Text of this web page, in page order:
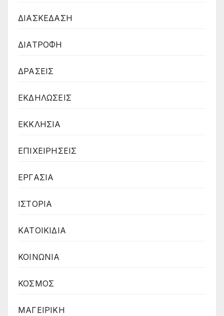
ΔΙΑΣΚΕΔΑΣΗ
ΔΙΑΤΡΟΦΗ
ΔΡΑΣΕΙΣ
ΕΚΔΗΛΩΣΕΙΣ
ΕΚΚΛΗΣΙΑ
ΕΠΙΧΕΙΡΗΣΕΙΣ
ΕΡΓΑΣΙΑ
ΙΣΤΟΡΙΑ
ΚΑΤΟΙΚΙΔΙΑ
ΚΟΙΝΩΝΙΑ
ΚΟΣΜΟΣ
ΜΑΓΕΙΡΙΚΗ